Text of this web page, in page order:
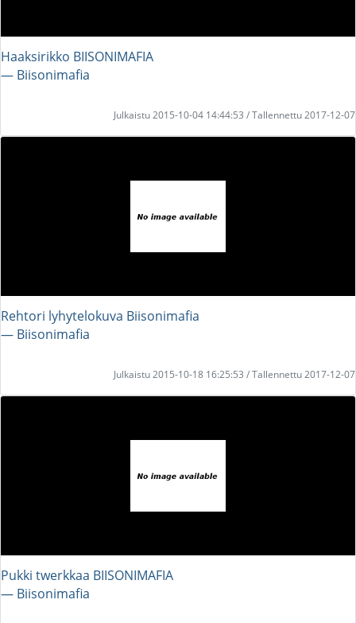
Haaksirikko BIISONIMAFIA
― Biisonimafia
Julkaistu 2015-10-04 14:44:53 / Tallennettu 2017-12-07
Rehtori lyhytelokuva Biisonimafia
― Biisonimafia
Julkaistu 2015-10-18 16:25:53 / Tallennettu 2017-12-07
Pukki twerkkaa BIISONIMAFIA
― Biisonimafia